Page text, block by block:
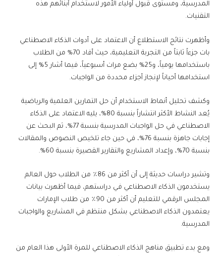
المدرسية، ومستوى قبول أولياء الأمور لاستخدام أبنائهم هذه
التقنيات.
وأظهرت نتائج الاستطلاع أن الاعتماد على أدوات الذكاء الاصطناعي
بات جزءاً ثابتاً من التجربة التعليمية، حيث أفاد 70% من الطلاب
باستخدامها يومياً، و25% بضع مرات أسبوعياً، فيما أشار 5% إلى
استخدامها أحياناً لإنجاز أجزاء محددة من الواجبات.
وكشف تحليل أنماط الاستخدام أن حل التمارين العلمية والرياضية
يُعد النشاط الأكثر انتشاراً بنسبة 80%، يليه الاعتماد على الذكاء
الاصطناعي في حل الواجبات المدرسية بنسبة 77%، ثم البحث عن
إجابات جاهزة بنسبة 76%، في حين جاء تلخيص النصوص والمقالات
بنسبة 70%، وإعداد المشاريع والتقارير القصيرة بنسبة 60%.
وتشير دراسات حديثة إلى أن أكثر من 86٪ من الطلاب حول العالم
يستخدمون الذكاء الاصطناعي في دراستهم، فيما أظهرت بيانات
المجلس الرقمي للتعليم أن أكثر من 90٪ من طلاب الإمارات
يعتمدون الذكاء الاصطناعي بشكل منتظم في المشاريع والواجبات
المدرسية.
ومع بدء تطبيق مناهج الذكاء الاصطناعي للمرة الأولى هذا العام من